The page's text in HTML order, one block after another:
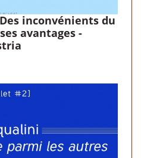
inconvénients du
avantages -